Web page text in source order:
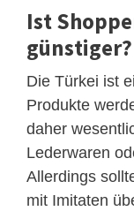
Ist
günstiger?
Die Türkei ist
Produkte
daher
Lederwaren
Allerdings
mit Imitaten